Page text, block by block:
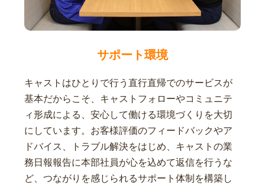
サポート環境
キャストはひとりで行う直行直帰でのサービスが
基本だからこそ、キャストフォローやコミュニテ
ィ形成による、安心して働ける環境づくりを大切
にしています。お客様評価のフィードバックやア
ドバイス、トラブル解決をはじめ、キャストの業
務日報報告に本部社員が心を込めて返信を行うな
ど、つながりを感じられるサポート体制を構築し